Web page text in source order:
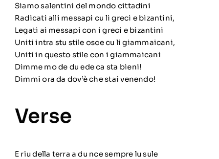
Siamo salentini del mondo cittadini
Radicati alli messapi cu li greci e bizantini,
Legati ai messapi con i greci e bizantini
Uniti intra stu stile osce cu li giammaicani,
Uniti in questo stile con i giammaicani
Dimme mo de du ede ca sta bieni!
Dimmi ora da dov’è che stai venendo!
Verse
E riu della terra a du nce sempre lu sule